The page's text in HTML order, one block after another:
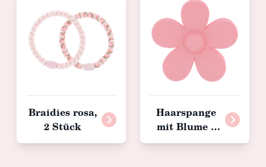
Braidies rosa,
2 Stück
Haarspange
mit Blume 7
cm